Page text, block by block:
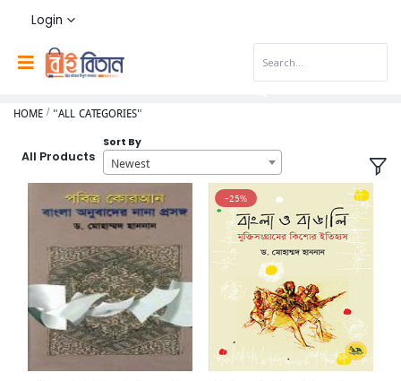
Login
HOME "ALL CATEGORIES"
All Products
Sort By
Newest
-25%